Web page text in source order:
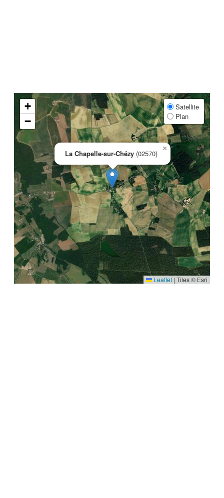
La Chapelle-sur-Chézy (02570)
×
+
−
Satellite
Plan
Leaflet | Tiles © Esri